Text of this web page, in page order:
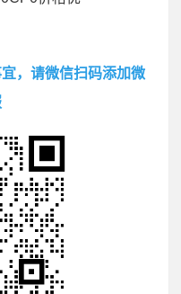
，请微信扫码添加微